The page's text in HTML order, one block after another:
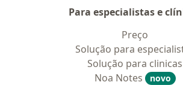
Para especialistas e
Preço
Solução para
Solução para clinicas
Noa Notes
novo